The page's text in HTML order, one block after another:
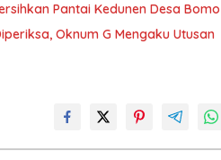
Pantai Kedunen Desa Bomo
Oknum G Mengaku Utusan